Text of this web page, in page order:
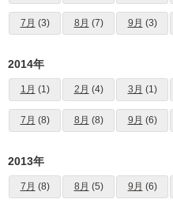
7月 (3) 8月 (7) 9月 (3)
2014年
1月 (1) 2月 (4) 3月 (1)
7月 (8) 8月 (8) 9月 (6)
2013年
7月 (8) 8月 (5) 9月 (6)